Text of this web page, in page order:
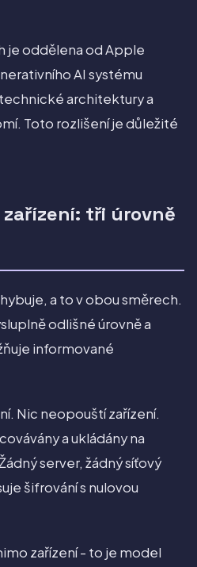
je oddělena od Apple
AI systému
architektury a
Toto rozlišení je důležité
zařízení: tři úrovně
a to v obou směrech.
odlišné úrovně a
informované
Nic neopouští zařízení.
a ukládány na
server, žádný síťový
šifrování s nulovou
zařízení - to je model